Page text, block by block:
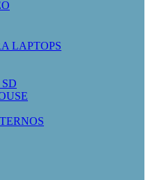
LAPTOPS